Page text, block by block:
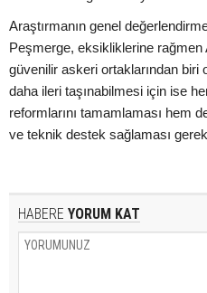
Araştırmanın genel
Peşmerge, eksikliklerine
güvenilir askeri ortaklarından biri
daha ileri taşınabilmesi için ise
reformlarını tamamlaması hem
ve teknik destek sağlaması
HABERE YORUM KAT